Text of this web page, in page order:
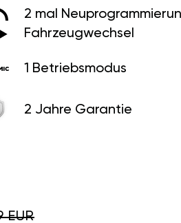
2 mal
Fahrzeugwechsel
1 Betriebsmodus
2 Jahre Garantie
EUR